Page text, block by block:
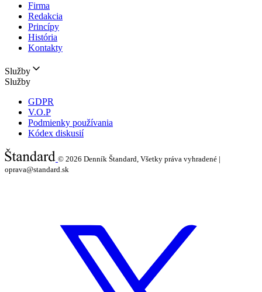
Firma
Redakcia
Princípy
História
Kontakty
Služby
Služby
GDPR
V.O.P
Podmienky používania
Kódex diskusií
© 2026 Denník Štandard, Všetky práva vyhradené |
oprava@standard.sk